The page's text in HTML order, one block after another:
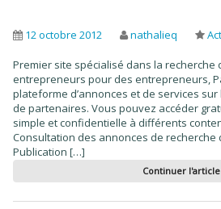
12 octobre 2012 nathalieq
Premier site spécialisé dans la recherche
entrepreneurs pour des entrepreneurs,
plateforme d’annonces et de services sur
de partenaires. Vous pouvez accéder
simple et confidentielle à différents
Consultation des annonces de recherche
Publication […]
Continuer l'article